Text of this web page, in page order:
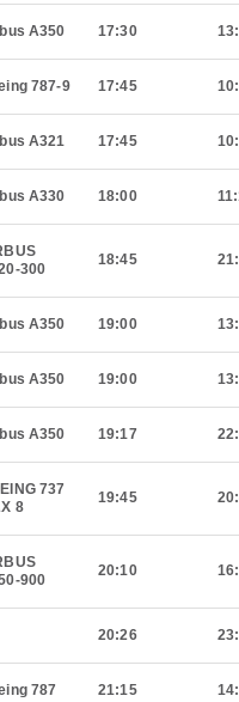
A350 17:30
787-9 17:45
A321 17:45
A330 18:00
300
18:45
A350 19:00
A350 19:00
A350 19:17
737
8
19:45
900
20:10
20:26
787 21:15